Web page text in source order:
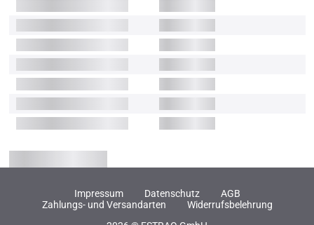
Impressum Datenschutz
AGB
Zahlungs- und Versandarten
Widerrufsbelehrung